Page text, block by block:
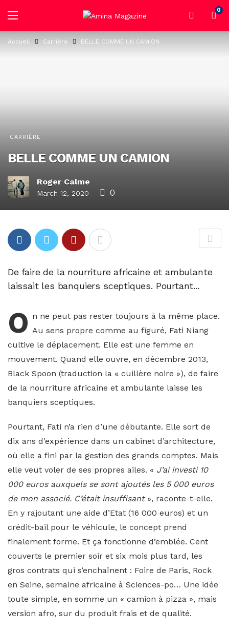
0
Accueil Carrière BELLE COMME UN CAMION
CARRIÈRE
BELLE COMME UN CAMION
Roger Calme
March 12, 2020 0
De faire de la nourriture africaine et ambulante
laissait les banquiers sceptiques. Pourtant...
O n ne peut pas rester toujours à la même place.
Au sens propre comme au figuré, Fati Niang
cultive le déplacement. Elle est une femme en
mouvement. Quand elle ouvre, en décembre 2013,
Black Spoon (traduction la « cuillère noire »), de faire
de la nourriture africaine et ambulante laisse les
banquiers sceptiques.
Pourtant, Fati n’a rien d’une débutante. Elle sort de
dix ans d’expérience dans un cabinet d’architecture,
où elle a fini par la gestion des grands comptes. Mais
elle veut voler de ses propres ailes. « J’ai investi 10
000 euros auxquels se sont ajoutés les 5 000 euros
de mon associé. C’était insuffisant », raconte-t-elle.
En y rajoutant une aide d’Etat (16 000 euros) et un
crédit-bail pour le véhicule, le concept prend
finalement forme. Et ça fonctionne d’emblée. Cent
couverts le premier soir et six mois plus tard, les
gros contrats qui s’enchaînent : Foire de Paris, Rock
en Seine, semaine africaine à Sciences-po… Une idée
toute simple, en somme un « camion à pizza », mais
version afro, sur du produit frais et de qualité.